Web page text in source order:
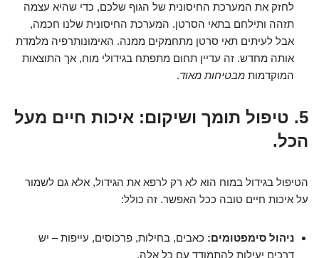
לחזק את המערכת החיסונית של הגוף שלכם, כדי שהיא עצמה
תזהה ותילחם בתאי הסרטן. המערכת החיסונית שלנו חכמה,
אבל לעיתים תאי סרטן מתחמקים ממנה. האימונותרפיה מלמדת
אותה מחדש. זה עדיין תחום מתפתח בגידולי מוח, אך התוצאות
המוקדמות מבטיחות מאוד.
5. טיפול תומך ושיקום: איכות חיים מעל
הכל.
הטיפול בגידול במוח הוא לא רק לרפא את הגידול, אלא גם לשמור
על איכות חיים טובה ככל האפשר. זה כולל:
ניהול סימפטומים: כאבים, בחילות, פרכוסים, עייפות – יש
דרכים יעילות להתמודד עם כל אלה.